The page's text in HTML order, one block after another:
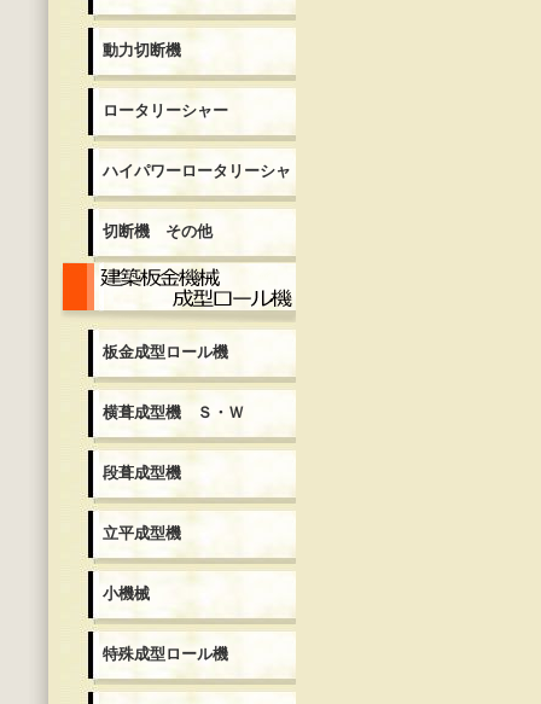
動力切断機
ロータリーシャー
ハイパワーロータリーシャ
切断機 その他
板金成型ロール機
横葺成型機 Ｓ・Ｗ
段葺成型機
立平成型機
小機械
特殊成型ロール機